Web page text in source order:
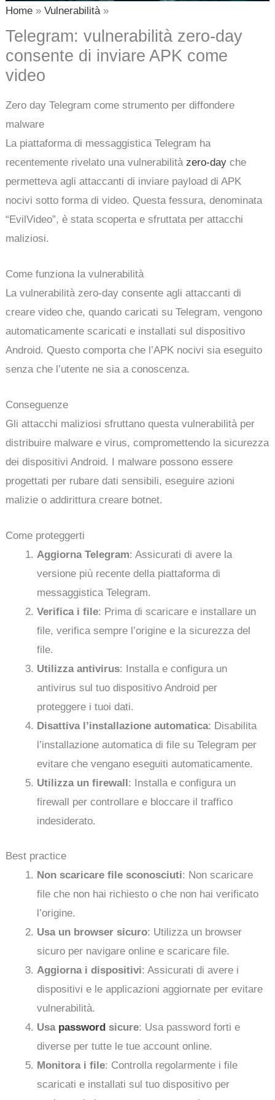
Home Vulnerabilità
Telegram: vulnerabilità zero-day
consente di inviare APK come
video
Zero day Telegram come strumento per diffondere
malware
La piattaforma di messaggistica Telegram ha
recentemente rivelato una vulnerabilità zero-day che
permetteva agli attaccanti di inviare payload di APK
nocivi sotto forma di video. Questa fessura, denominata
“EvilVideo”, è stata scoperta e sfruttata per attacchi
maliziosi.
Come funziona la vulnerabilità
La vulnerabilità zero-day consente agli attaccanti di
creare video che, quando caricati su Telegram, vengono
automaticamente scaricati e installati sul dispositivo
Android. Questo comporta che l’APK nocivi sia eseguito
senza che l’utente ne sia a conoscenza.
Conseguenze
Gli attacchi maliziosi sfruttano questa vulnerabilità per
distribuire malware e virus, compromettendo la sicurezza
dei dispositivi Android. I malware possono essere
progettati per rubare dati sensibili, eseguire azioni
malizie o addirittura creare botnet.
Come proteggerti
Aggiorna Telegram: Assicurati di avere la
versione più recente della piattaforma di
messaggistica Telegram.
Verifica i file: Prima di scaricare e installare un
file, verifica sempre l’origine e la sicurezza del
file.
Utilizza antivirus: Installa e configura un
antivirus sul tuo dispositivo Android per
proteggere i tuoi dati.
Disattiva l’installazione automatica: Disabilita
l’installazione automatica di file su Telegram per
evitare che vengano eseguiti automaticamente.
Utilizza un firewall: Installa e configura un
firewall per controllare e bloccare il traffico
indesiderato.
Best practice
Non scaricare file sconosciuti: Non scaricare
file che non hai richiesto o che non hai verificato
l’origine.
Usa un browser sicuro: Utilizza un browser
sicuro per navigare online e scaricare file.
Aggiorna i dispositivi: Assicurati di avere i
dispositivi e le applicazioni aggiornate per evitare
vulnerabilità.
Usa password sicure: Usa password forti e
diverse per tutte le tue account online.
Monitora i file: Controlla regolarmente i file
scaricati e installati sul tuo dispositivo per